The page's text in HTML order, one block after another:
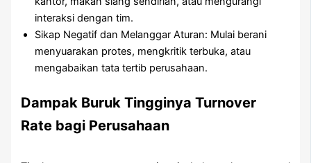
interaksi dengan tim.
Sikap Negatif dan Melanggar Aturan: Mulai berani
menyuarakan protes, mengkritik terbuka, atau
mengabaikan tata tertib perusahaan.
Dampak Buruk Tingginya Turnover
Rate bagi Perusahaan